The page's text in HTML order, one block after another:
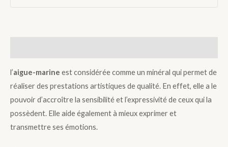
l’aigue-marine est considérée comme un minéral qui permet de
réaliser des prestations artistiques de qualité. En effet, elle a le
pouvoir d’accroître la sensibilité et l’expressivité de ceux qui la
possèdent. Elle aide également à mieux exprimer et
transmettre ses émotions.